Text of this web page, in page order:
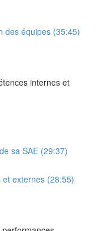
des équipes (35:45)
internes et
sa SAE (29:37)
externes (28:55)